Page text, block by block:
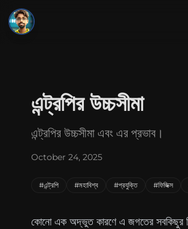
About
Projects
Blog
Gallery
এন্ট্রপির উচ্চসীমা
এন্ট্রপির উচ্চসীমা এবং এর প্রভাব।
October 24, 2025
#এন্ট্রপি #মহাবিশ্ব #প্রযুক্তি #ফিজিক্স
কোনো এক অদ্ভুত কারণে এ জগতের সবকিছুর